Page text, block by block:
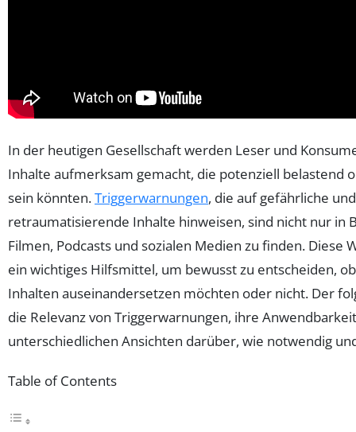
In der heutigen Gesellschaft werden Leser und
Inhalte aufmerksam gemacht, die potenziell belastend
sein könnten.Triggerwarnungen, die auf gefährliche
retraumatisierende Inhalte hinweisen, sind nicht nur in
Filmen, Podcasts und sozialen Medien zu finden. Diese
ein wichtiges Hilfsmittel, um bewusst zu entscheiden,
Inhalten auseinandersetzen möchten oder nicht. Der
die Relevanz von Triggerwarnungen, ihre
unterschiedlichen Ansichten darüber, wie notwendig
Table of Contents